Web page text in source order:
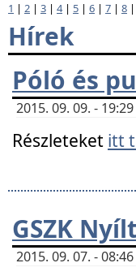
1 | 2 | 3 | 4| 5 | 6 | 7 | 8
Hírek
Póló és
2015. 09. 09. -
Részleteket itt
GSZK
2015. 09. 07. -